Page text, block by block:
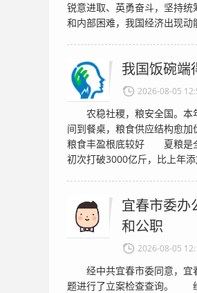
锐意进取、英勇奋斗，坚持
和内部困难，我国经济出现
我国饭碗端
2026-08-05
农稳社稷，粮安全国。本
间到餐桌，粮食供应结构愈
粮食丰盈根底较好 夏粮是全
初次打破3000亿斤，比上年
宜春市委办
和公职
2026-08-05
经中共宜春市委同意，宜
题进行了立案检查查询。 经